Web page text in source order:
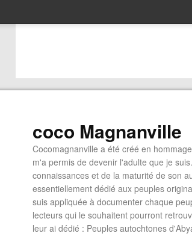
coco Magnanville
Cocomagnanville a été créé en
m'a permis de devenir l'adulte que je
connaissances et de la maturité de son
essentiellement dédié aux peuples
suis appliquée à documenter chaque
lecteurs qui le souhaitent pourront
leur ai dédié : Peuples autochtones